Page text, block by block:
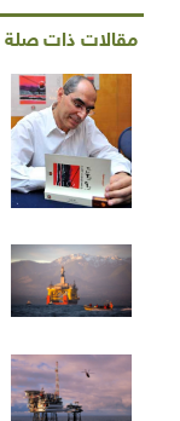
مقالات ذات صلة